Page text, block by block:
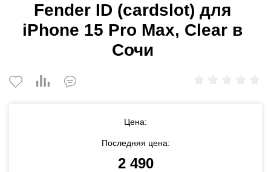
Fender ID (cardslot) для
iPhone 15 Pro Max, Clear в
Сочи
Цена:
Последняя цена:
2 490